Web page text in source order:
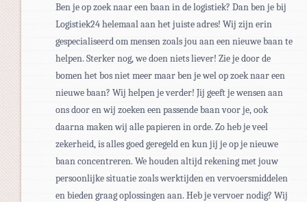
Ben je op zoek naar een baan in de logistiek? Dan ben je bij
Logistiek24 helemaal aan het juiste adres! Wij zijn erin
gespecialiseerd om mensen zoals jou aan een nieuwe baan te
helpen. Sterker nog, we doen niets liever! Zie je door de
bomen het bos niet meer maar ben je wel op zoek naar een
nieuwe baan? Wij helpen je verder! Jij geeft je wensen aan
ons door en wij zoeken een passende baan voor je, ook
daarna maken wij alle papieren in orde. Zo heb je veel
zekerheid, is alles goed geregeld en kun jij je op je nieuwe
baan concentreren. We houden altijd rekening met jouw
persoonlijke situatie zoals werktijden en vervoersmiddelen
en bieden graag oplossingen aan. Heb je vervoer nodig? Wij